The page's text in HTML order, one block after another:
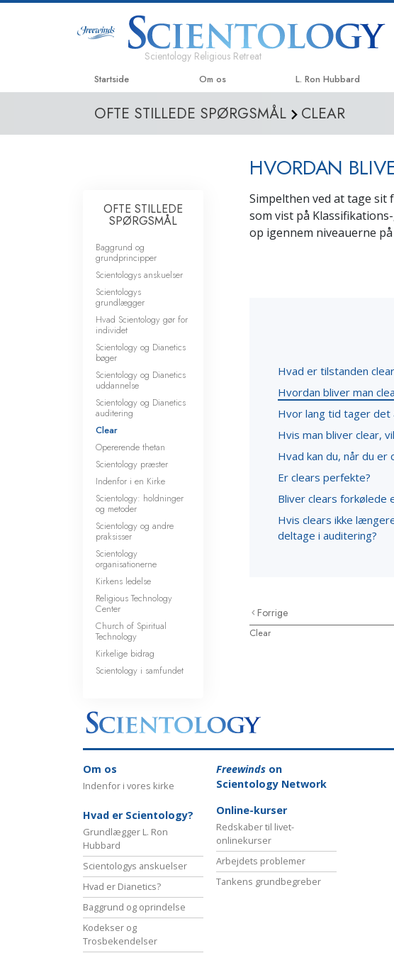
Scientology Religious Retreat
Startside Om os L. Ron Hubbard
OFTE STILLEDE SPØRGSMÅL CLEAR
HVORDAN
Simpelthen ved at tage
som vist på
op igennem niveauerne
Hvad er tilstanden
Hvordan bliver man
Hvor lang tid tager det
Hvis man bliver clear,
Hvad kan du, når du er
Er clears perfekte?
Bliver clears forkølede
Hvis clears ikke
deltage i auditering?
Forrige
Clear
OFTE STILLEDE
SPØRGSMÅL
Baggrund og
grundprincipper
Scientologys anskuelser
Scientologys
grundlægger
Hvad Scientology gør for
individet
Scientology og Dianetics
bøger
Scientology og Dianetics
uddannelse
Scientology og Dianetics
auditering
Clear
Opererende thetan
Scientology præster
Indenfor i en Kirke
Scientology: holdninger
og metoder
Scientology og andre
praksisser
Scientology
organisationerne
Kirkens ledelse
Religious Technology
Center
Church of Spiritual
Technology
Kirkelige bidrag
Scientology i samfundet
Om os
Indenfor i vores kirke
Hvad er Scientology?
Grundlægger L. Ron
Hubbard
Scientologys anskuelser
Hvad er Dianetics?
Baggrund og oprindelse
Kodekser og
Trosbekendelser
Freewinds on
Scientology Network
Online-kurser
Redskaber til livet-
onlinekurser
Arbejdets problemer
Tankens grundbegreber